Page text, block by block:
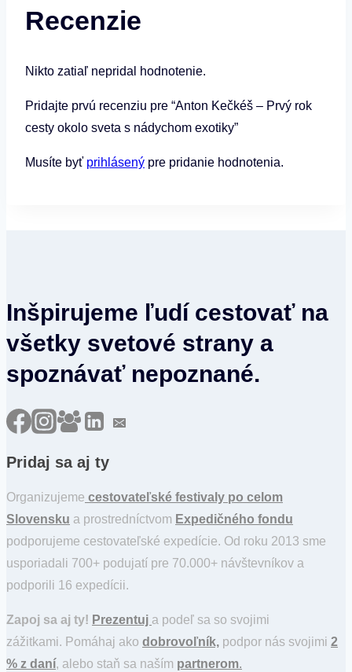
nádychom
Recenzie
Nikto zatiaľ nepridal hodnotenie.
Pridajte prvú recenziu pre “Anton Kečkéš – Prvý rok
cesty okolo sveta s nádychom exotiky”
Musíte byť prihlásený pre pridanie hodnotenia.
Inšpirujeme ľudí cestovať na
všetky svetové strany a
spoznávať nepoznané.
Pridaj sa aj ty
Organizujeme cestovateľské festivaly po celom
Slovensku a prostredníctvom Expedičného fondu
podporujeme cestovateľské expedície. Od roku 2013 sme
usporiadali 700+ podujatí pre 70.000+ návštevníkov a
podporili 16 expedícii.
Zapoj sa aj ty! Prezentuj a podeľ sa so svojimi
zážitkami. Pomáhaj ako dobrovoľník, podpor nás svojimi 2
% z daní, alebo staň sa naším partnerom.